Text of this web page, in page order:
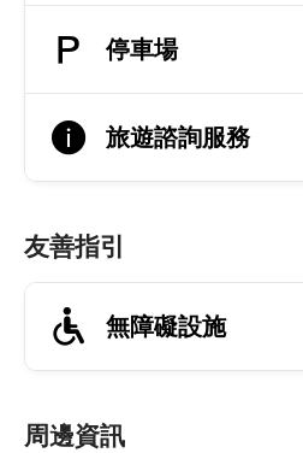
停車場
旅遊諮詢服務
友善指引
無障礙設施
周邊資訊